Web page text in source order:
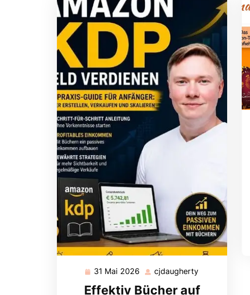
31 Mai 2026 31
Mai
cjdaugherty
Effektiv Bücher auf